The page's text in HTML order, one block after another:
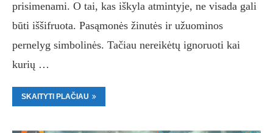
prisimenami. O tai, kas iškyla atmintyje, ne visada gali
būti iššifruota. Pasąmonės žinutės ir užuominos
pernelyg simbolinės. Tačiau nereikėtų ignoruoti kai
kurių …
SKAITYTI PLAČIAU